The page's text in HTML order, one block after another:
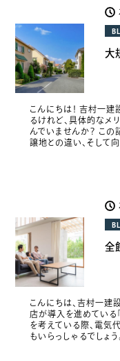
大
こんにちは！ 吉村一建
るけれど、具体的なメ
んでいませんか？ この
譲地との違い、そして
全
こんにちは、吉村一建
店が導入を進めている
を考えている際、電気
もいらっしゃるでしょ